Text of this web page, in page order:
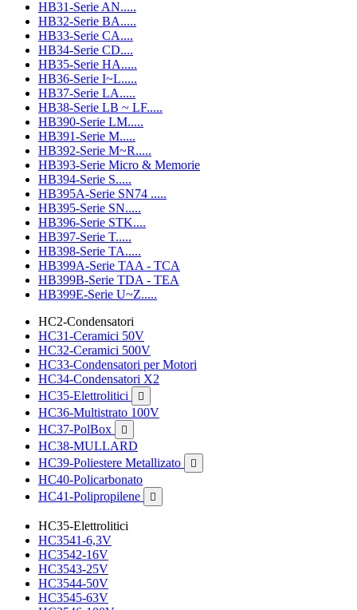
HB31-Serie AN.....
HB32-Serie BA.....
HB33-Serie CA....
HB34-Serie CD....
HB35-Serie HA.....
HB36-Serie I~L.....
HB37-Serie LA.....
HB38-Serie LB ~ LF.....
HB390-Serie LM.....
HB391-Serie M.....
HB392-Serie M~R.....
HB393-Serie Micro & Memorie
HB394-Serie S.....
HB395A-Serie SN74 .....
HB395-Serie SN.....
HB396-Serie STK....
HB397-Serie T.....
HB398-Serie TA.....
HB399A-Serie TAA - TCA
HB399B-Serie TDA - TEA
HB399E-Serie U~Z.....
HC2-Condensatori
HC31-Ceramici 50V
HC32-Ceramici 500V
HC33-Condensatori per Motori
HC34-Condensatori X2
HC35-Elettrolitici

HC36-Multistrato 100V
HC37-PolBox

HC38-MULLARD
HC39-Poliestere Metallizato

HC40-Policarbonato
HC41-Polipropilene

HC35-Elettrolitici
HC3541-6,3V
HC3542-16V
HC3543-25V
HC3544-50V
HC3545-63V